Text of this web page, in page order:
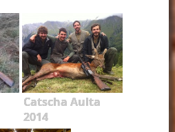
Catscha Aulta
2014